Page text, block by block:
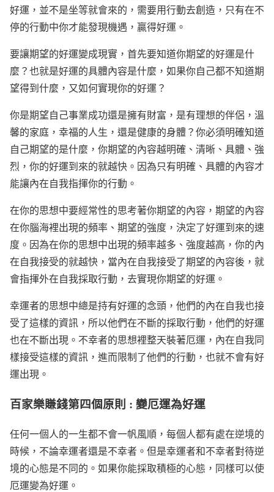
好運，並不是坐等就會來的，需要用行動去創造，只有在不
停的行動中你才能發現機遇，贏得好運。
要讓期望的好運變成現實，首先要知道你期望的好運是什
麼？也就是好運的具體內容是什麼，如果你自己都不知道期
望得到什麼，又如何實現你的好運？
你是期望自己事業成功還是擁有財富，是有理想的伴侶，溫
馨的家庭，幸福的人生，還是健康的身體？你必須明確知道
自己期望的是什麼，你期望的內容越明確、清晰、具體、強
烈，你的好運到來的就越快。因為只有明確、具體的內容才
能讓內在自我指揮你的行動。
在你的思想中要經常性的思考著你期望的內容，期望的內容
在你腦海裡出現的頻率、期望的強度，決定了好運到來的速
度。因為在你的思想中出現的頻率越多、強度越高，你的內
在自我接受的就越快，當內在自我接受了期望的內容後，就
會指揮外在自我採取行動，去實現你期望的好運。
幸運者的思想中總是持有好運的念頭，他們的內在自我也接
受了這樣的資訊，所以他們在不斷的採取行動，他們的好運
也在不斷出現。不幸者的思想裡整天裝著厄運，內在自我同
樣接受這樣的資訊，進而限制了他們的行動，也就不會有好
運出現。
百家樂賺錢第四個原則 : 變厄運為好運
任何一個人的一生都不會一帆風順，每個人都有處在逆境的
時候，不論幸運者還是不幸者。但是幸運者和不幸者對待逆
境的心態是不同的。如果你能採取積極的心態，同樣可以使
厄運變為好運。